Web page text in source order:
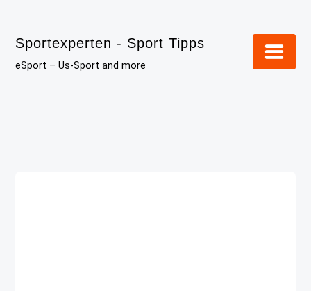
content
Sportexperten - Sport Tipps
eSport – Us-Sport and more